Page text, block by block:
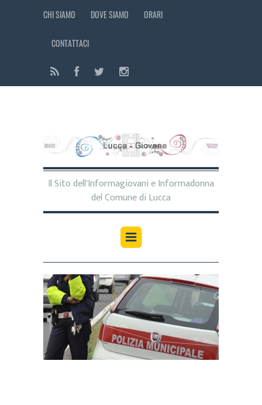
CHI SIAMO DOVE SIAMO ORARI
CONTATTACI
Il Sito dell'Informagiovani e Informadonna
del Comune di Lucca